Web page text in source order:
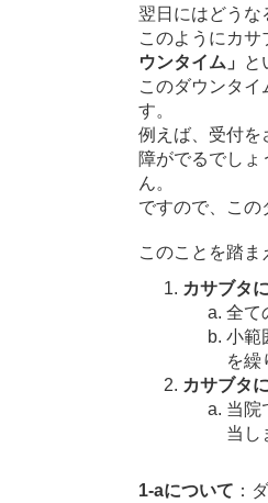
翌日にはどう
このようにカ
ウンタイム」
と
このダウンタ
す。
例えば、受付を
障がでるでしょ
ん。
ですので、こ
このことを踏
カサブタ
全て
小範
を繰
カサブタ
当院
当し
1-aについて ：